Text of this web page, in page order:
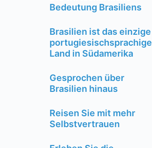
Bedeutung Brasiliens
Brasilien ist das einzige
portugiesischsprachige
Land in Südamerika
Gesprochen über
Brasilien hinaus
Reisen Sie mit mehr
Selbstvertrauen